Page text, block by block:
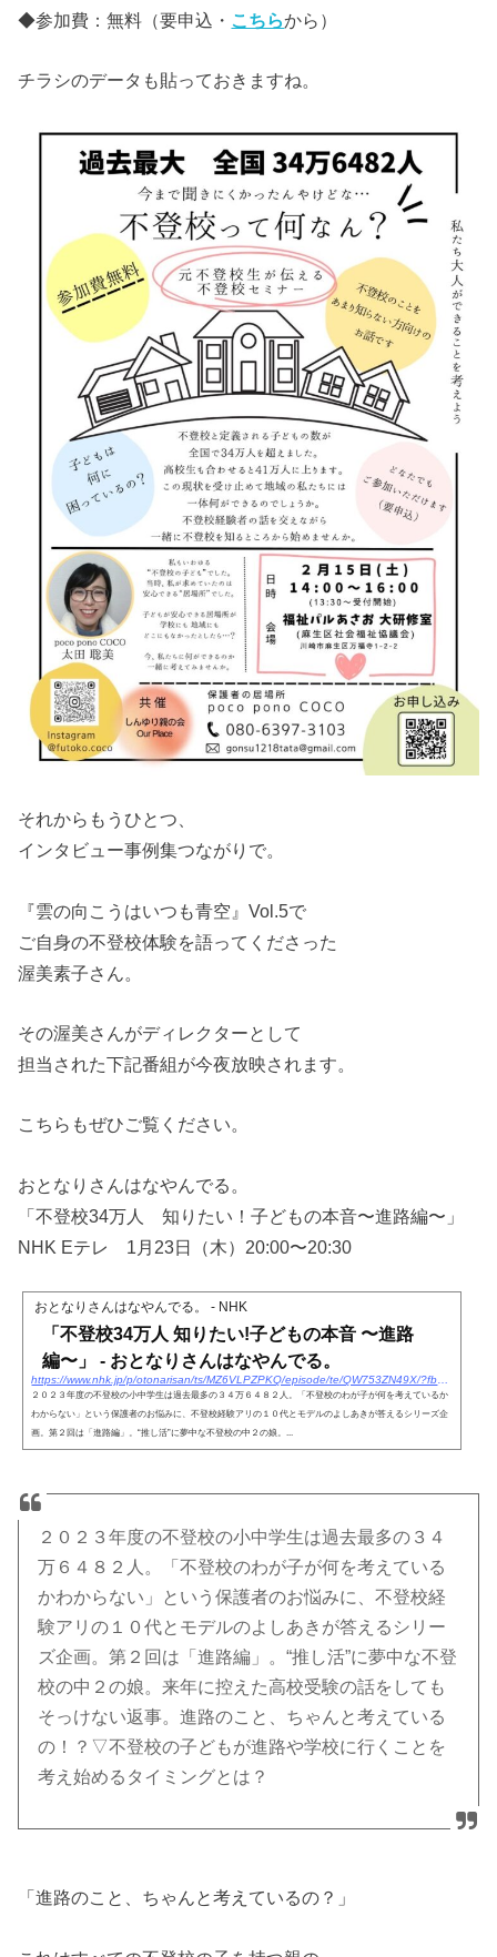
◆参加費：無料（要申込・ こちらから）
チラシのデータも貼っておきますね。
それからもうひとつ、
インタビュー事例集つながりで。
『雲の向こうはいつも青空』Vol.5で
ご自身の不登校体験を語ってくださった
渥美素子さん。
その渥美さんがディレクターとして
担当された下記番組が今夜放映されます。
こちらもぜひご覧ください。
おとなりさんはなやんでる。
「不登校34万人 知りたい！子どもの本音〜進路編〜」
NHK Eテレ 1月23日（木）20:00〜20:30
おとなりさんはなやんでる。 - NHK
「不登校34万人 知りたい!子どもの本音 〜進路
編〜」 - おとなりさんはなやんでる。
２０２３年度の不登校の小中学生は過去最多の３４万６４８２人。「不登校のわが子が何を考えているか
わからない」という保護者のお悩みに、不登校経験アリの１０代とモデルのよしあきが答えるシリーズ企
画。第２回は「進路編」。“推し活”に夢中な不登校の中２の娘。...
２０２３年度の不登校の小中学生は過去最多の３４
万６４８２人。「不登校のわが子が何を考えている
かわからない」という保護者のお悩みに、不登校経
験アリの１０代とモデルのよしあきが答えるシリー
ズ企画。第２回は「進路編」。“推し活”に夢中な不登
校の中２の娘。来年に控えた高校受験の話をしても
そっけない返事。進路のこと、ちゃんと考えている
の！？▽不登校の子どもが進路や学校に行くことを
考え始めるタイミングとは？
「進路のこと、ちゃんと考えているの？」